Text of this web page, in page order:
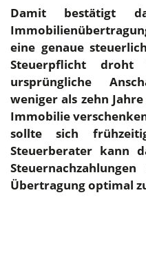
Damit bestätigt
eine genaue
Steuerpflicht
ursprüngliche
weniger als zehn
Immobilie
sollte sich
Steuerberater kann
Übertragung optimal